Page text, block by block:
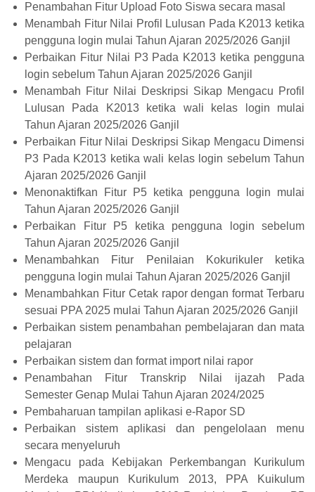
Penambahan Fitur Upload Foto Siswa secara masal
Menambah Fitur Nilai Profil Lulusan Pada K2013 ketika
pengguna login mulai Tahun Ajaran 2025/2026 Ganjil
Perbaikan Fitur Nilai P3 Pada K2013 ketika pengguna
login sebelum Tahun Ajaran 2025/2026 Ganjil
Menambah Fitur Nilai Deskripsi Sikap Mengacu Profil
Lulusan Pada K2013 ketika wali kelas login mulai
Tahun Ajaran 2025/2026 Ganjil
Perbaikan Fitur Nilai Deskripsi Sikap Mengacu Dimensi
P3 Pada K2013 ketika wali kelas login sebelum Tahun
Ajaran 2025/2026 Ganjil
Menonaktifkan Fitur P5 ketika pengguna login mulai
Tahun Ajaran 2025/2026 Ganjil
Perbaikan Fitur P5 ketika pengguna login sebelum
Tahun Ajaran 2025/2026 Ganjil
Menambahkan Fitur Penilaian Kokurikuler ketika
pengguna login mulai Tahun Ajaran 2025/2026 Ganjil
Menambahkan Fitur Cetak rapor dengan format Terbaru
sesuai PPA 2025 mulai Tahun Ajaran 2025/2026 Ganjil
Perbaikan sistem penambahan pembelajaran dan mata
pelajaran
Perbaikan sistem dan format import nilai rapor
Penambahan Fitur Transkrip Nilai ijazah Pada
Semester Genap Mulai Tahun Ajaran 2024/2025
Pembaharuan tampilan aplikasi e-Rapor SD
Perbaikan sistem aplikasi dan pengelolaan menu
secara menyeluruh
Mengacu pada Kebijakan Perkembangan Kurikulum
Merdeka maupun Kurikulum 2013, PPA Kuikulum